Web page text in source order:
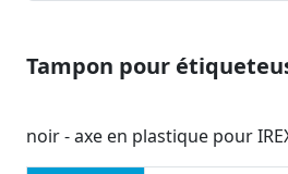
Tampon pour
noir - axe en plastique pour